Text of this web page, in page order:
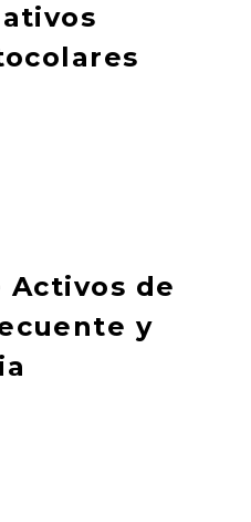
Activos de
y